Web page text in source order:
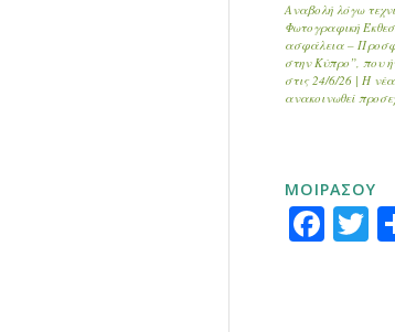
Αναβολή λόγω
Φωτογραφική
ασφάλεια –
στην Κύπρο”, που
στις 24/6/26 | Η
ανακοινωθεί
ΜΟΙΡΑΣΟΥ